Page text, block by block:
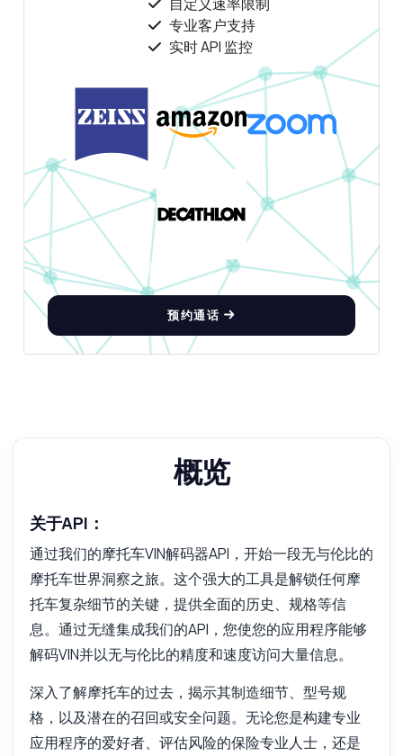
专业客户支持
实时 API 监控
预约通话
概览
关于API：
通过我们的摩托车VIN解码器API，开始一段无与伦比的
摩托车世界洞察之旅。这个强大的工具是解锁任何摩
托车复杂细节的关键，提供全面的历史、规格等信
息。通过无缝集成我们的API，您使您的应用程序能够
解码VIN并以无与伦比的精度和速度访问大量信息。
深入了解摩托车的过去，揭示其制造细节、型号规
格，以及潜在的召回或安全问题。无论您是构建专业
应用程序的爱好者、评估风险的保险专业人士，还是
您好！关于 摩托车VIN解码器 API 的任何问题
都可以问我 — 端点、价格、集成技巧，应有
如何传递VIN以获取数据？
我可以从VIN中检索哪些详细信息？
响应的结构是怎样的？
我需要知道的速率限制是什么？
如果VIN无效怎么办？ 这个 API 能做什么？
给我一个代码示例 价格是多少？
由 Zyla AI 回答 · 我倾向于询问支持